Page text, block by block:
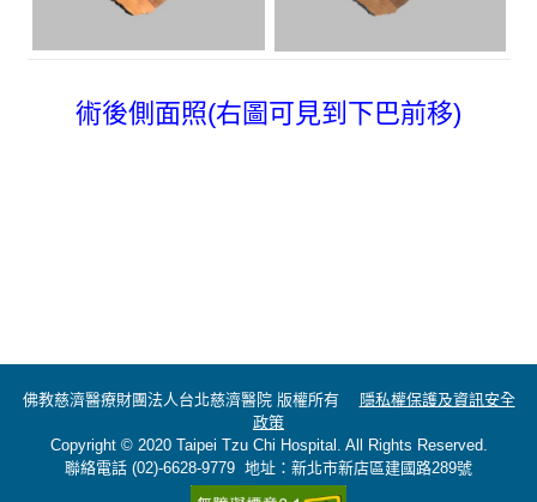
術後側面照(右圖可見到下巴前移)
佛教慈濟醫療財團法人台北慈濟醫院 版權所有 隱私權保護及資訊安全
政策
Copyright © 2020 Taipei Tzu Chi Hospital. All Rights Reserved.
聯絡電話 (02)-6628-9779 地址：新北市新店區建國路289號